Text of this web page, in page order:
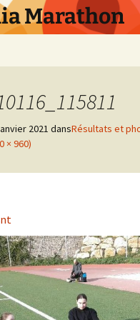
Marathon
2021 dansRésultats et
× 960)